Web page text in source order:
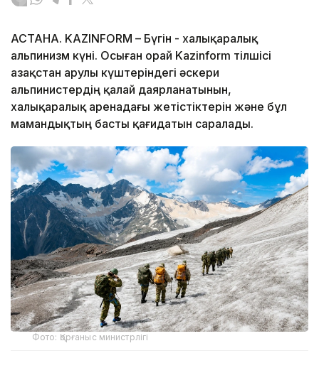
АСТАНА. KAZINFORM – Бүгін - халықаралық
альпинизм күні. Осыған орай Kazinform тілшісі
Қазақстан Қарулы күштеріндегі әскери
альпинистердің қалай даярланатынын,
халықаралық аренадағы жетістіктерін және бұл
мамандықтың басты қағидатын саралады.
Фото: Қорғаныс министрлігі